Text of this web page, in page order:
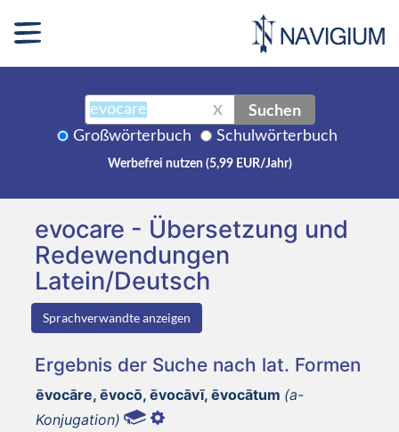
X Suchen
Großwörterbuch Schulwörterbuch
Werbefrei nutzen (5,99 EUR/Jahr)
evocare - Übersetzung und
Redewendungen
Latein/Deutsch
Sprachverwandte anzeigen
Ergebnis der Suche nach lat. Formen
ēvocāre, ēvocō, ēvocāvī, ēvocātum (a-
Konjugation)